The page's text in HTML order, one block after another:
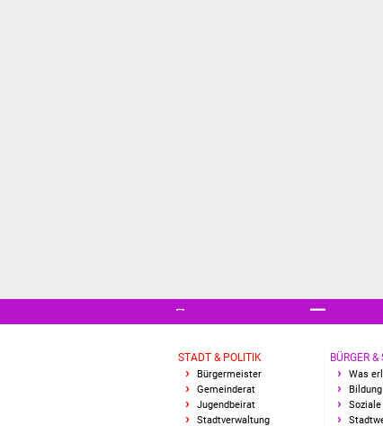
STADT & POLITIK
Bürgermeister
Gemeinderat
Jugendbeirat
Stadtverwaltung
BÜRGER &
Was
Bildung